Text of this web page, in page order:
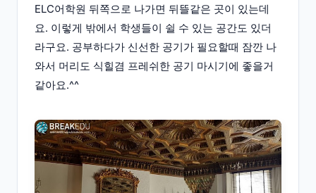
ELC어학원 뒤쪽으로 나가면 뒤뜰같은 곳이 있는데
요. 이렇게 밖에서 학생들이 쉴 수 있는 공간도 있더
라구요. 공부하다가 신선한 공기가 필요할때 잠깐 나
와서 머리도 식힐겸 프레쉬한 공기 마시기에 좋을거
같아요.^^